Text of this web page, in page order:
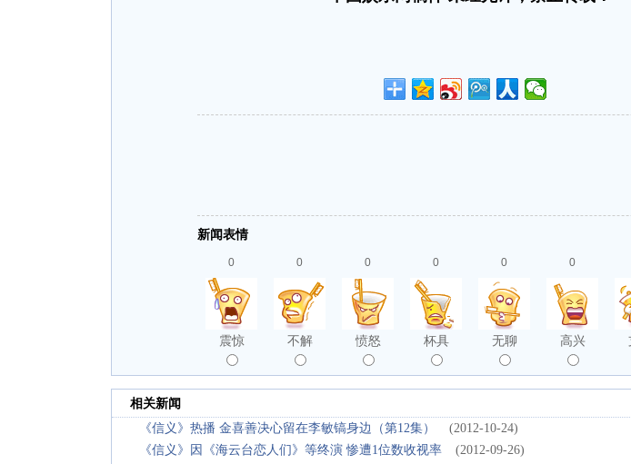
新闻表情
0
震惊
0
不解
0
愤怒
0
杯具
0
无聊
0
高兴
相关新闻
《信义》热播 金喜善决心留在李敏镐身边（第12集）
(2012-10-24)
《信义》因《海云台恋人们》等终演 惨遭1位数收视率
(2012-09-26)